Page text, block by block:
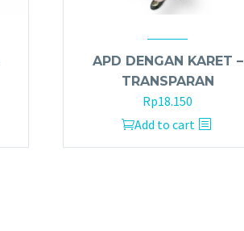
APD DENGAN KARET –
TRANSPARAN
Rp18.150
Add to cart